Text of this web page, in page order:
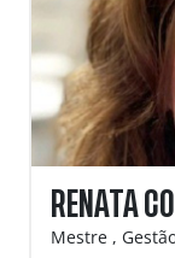
RENATA
Mestre ,